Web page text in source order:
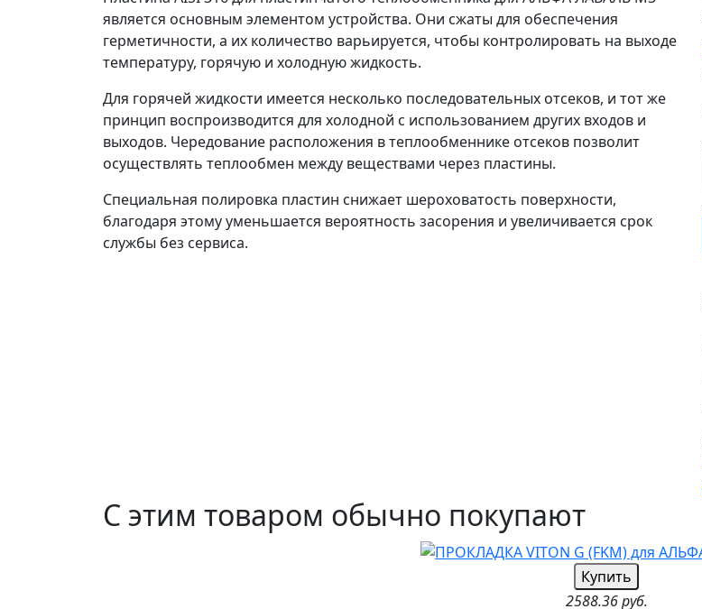
является основным элементом устройства. Они сжаты для обеспечения
герметичности, а их количество варьируется, чтобы контролировать на выходе
температуру, горячую и холодную жидкость.
Для горячей жидкости имеется несколько последовательных отсеков, и тот же
принцип воспроизводится для холодной с использованием других входов и
выходов. Чередование расположения в теплообменнике отсеков позволит
осуществлять теплообмен между веществами через пластины.
Специальная полировка пластин снижает шероховатость поверхности,
благодаря этому уменьшается вероятность засорения и увеличивается срок
службы без сервиса.
С этим товаром обычно покупают
Купить
2588.36 руб.